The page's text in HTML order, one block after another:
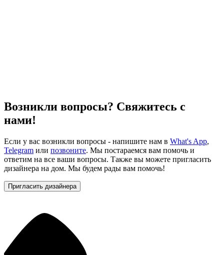
Возникли вопросы? Свяжитесь с
нами!
Если у вас возникли вопросы - напишите нам в What's App,
Telegram или позвоните. Мы постараемся вам помочь и
ответим на все ваши вопросы. Также вы можете пригласить
дизайнера на дом. Мы будем рады вам помочь!
Пригласить дизайнера